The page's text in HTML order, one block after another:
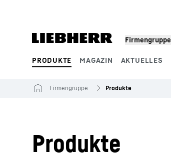
Firmengruppe
PRODUKTE MAGAZIN AKTUELLES
Produktsegmente
Firmengruppe Produkte
Produkte